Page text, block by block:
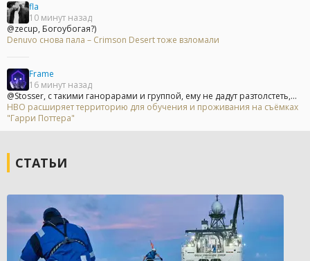
fla
10 минут назад
@zecup, Богоубогая?)
Denuvo снова пала – Crimson Desert тоже взломали
Frame
16 минут назад
@Stosser, с такими ганорарами и группой, ему не дадут разтолстеть,...
HBO расширяет территорию для обучения и проживания на съёмках
"Гарри Поттера"
СТАТЬИ